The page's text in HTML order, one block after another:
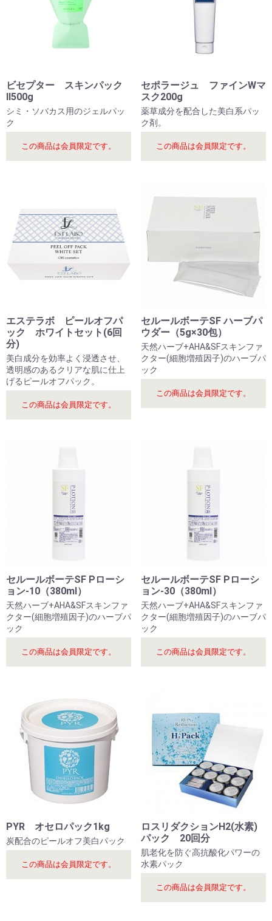
ビセプター スキンパック
Ⅱ500g
シミ・ソバカス用のジェルパッ
ク
この商品は会員限定です。
セポラージュ ファインWマ
スク200g
薬草成分を配合した美白系パッ
ク剤。
この商品は会員限定です。
エステラボ ピールオフパ
ック ホワイトセット(6回
分)
美白成分を効率よく浸透させ、
透明感のあるクリアな肌に仕上
げるピールオフパック。
この商品は会員限定です。
セルールボーテSF ハーブパ
ウダー（5g×30包）
天然ハーブ+AHA&SFスキンファ
クター(細胞増殖因子)のハーブパ
ック
この商品は会員限定です。
セルールボーテSF Pローシ
ョン-10（380ml）
天然ハーブ+AHA&SFスキンファ
クター(細胞増殖因子)のハーブパ
ック
この商品は会員限定です。
セルールボーテSF Pローシ
ョン-30（380ml）
天然ハーブ+AHA&SFスキンファ
クター(細胞増殖因子)のハーブパ
ック
この商品は会員限定です。
PYR オセロパック1kg
炭配合のピールオフ美白パック
この商品は会員限定です。
ロスリダクションH2(水素)
パック 20回分
肌老化を防ぐ高抗酸化パワーの
水素パック
この商品は会員限定です。